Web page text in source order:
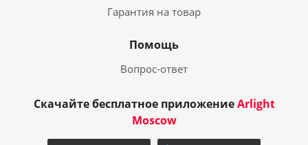
Гарантия на товар
Помощь
Вопрос-ответ
Скачайте бесплатное приложениеArlight
Moscow